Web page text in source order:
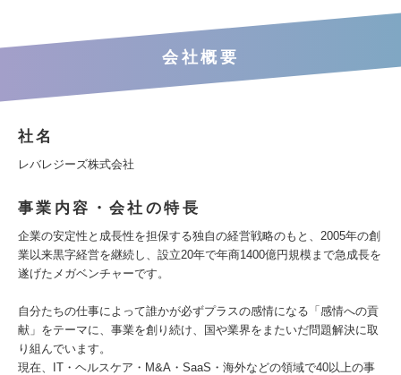
会社概要
社名
レバレジーズ株式会社
事業内容・会社の特長
企業の安定性と成長性を担保する独自の経営戦略のもと、2005年の創
業以来黒字経営を継続し、設立20年で年商1400億円規模まで急成長を
遂げたメガベンチャーです。
自分たちの仕事によって誰かが必ずプラスの感情になる「感情への貢
献」をテーマに、事業を創り続け、国や業界をまたいだ問題解決に取
り組んでいます。
現在、IT・ヘルスケア・M&A・SaaS・海外などの領域で40以上の事